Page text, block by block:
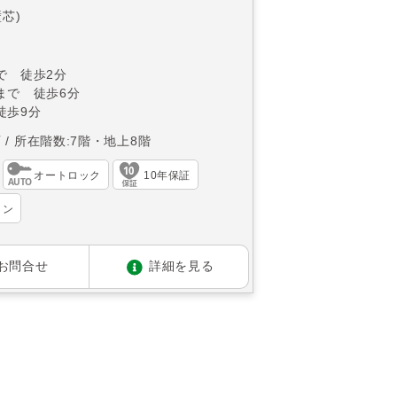
)
徒歩2分
で 徒歩6分
歩9分
所在階数:7階・地上8階
オートロック 10年保証
問合せ 詳細を見る